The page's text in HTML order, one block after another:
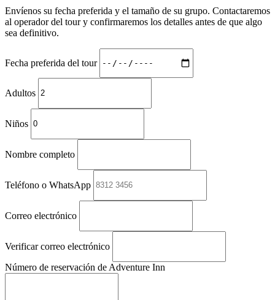
Envíenos su fecha preferida y el tamaño de su grupo. Contactaremos
al operador del tour y confirmaremos los detalles antes de que algo
sea definitivo.
Fecha preferida del tour
Adultos
Niños
Nombre completo
Teléfono o WhatsApp
Correo electrónico
Verificar correo electrónico
Número de reservación de Adventure Inn